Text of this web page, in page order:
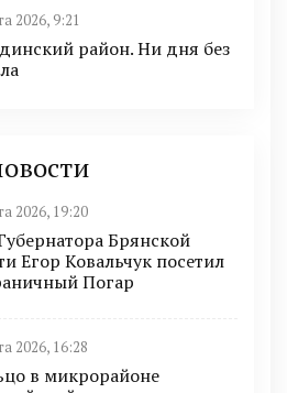
2026, 9:21
район. Ни дня без
2026, 19:20
Брянской
Егор Ковальчук посетил
Погар
2026, 16:28
в микрорайоне